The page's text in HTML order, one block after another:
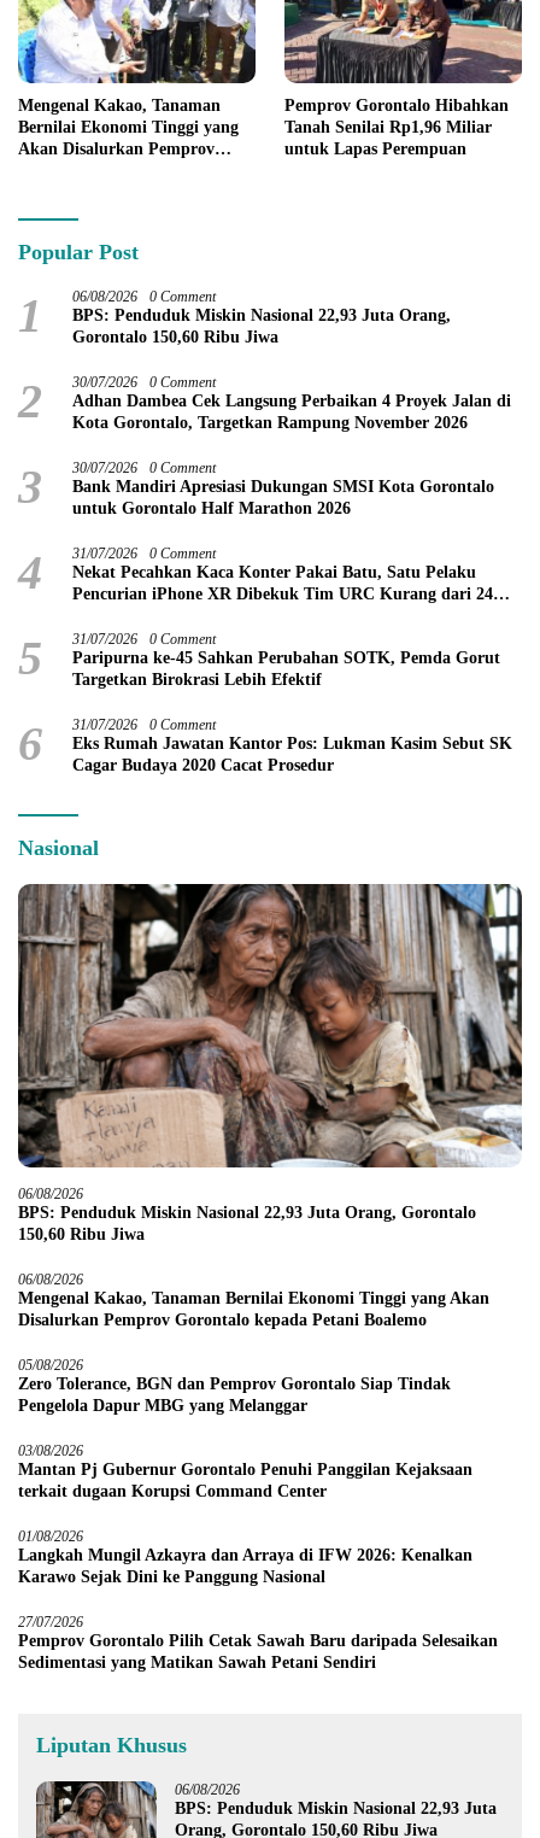
Mengenal Kakao, Tanaman
Bernilai Ekonomi Tinggi yang
Akan Disalurkan Pemprov
Pemprov Gorontalo Hibahkan
Tanah Senilai Rp1,96 Miliar
untuk Lapas Perempuan
Popular Post
1 06/08/2026 0 Comment
BPS: Penduduk Miskin Nasional 22,93 Juta Orang,
Gorontalo 150,60 Ribu Jiwa
2 30/07/2026 0 Comment
Adhan Dambea Cek Langsung Perbaikan 4 Proyek Jalan di
Kota Gorontalo, Targetkan Rampung November 2026
3 30/07/2026 0 Comment
Bank Mandiri Apresiasi Dukungan SMSI Kota Gorontalo
untuk Gorontalo Half Marathon 2026
4 31/07/2026 0 Comment
Nekat Pecahkan Kaca Konter Pakai Batu, Satu Pelaku
Pencurian iPhone XR Dibekuk Tim URC Kurang dari 24
5 31/07/2026 0 Comment
Paripurna ke-45 Sahkan Perubahan SOTK, Pemda Gorut
Targetkan Birokrasi Lebih Efektif
6 31/07/2026 0 Comment
Eks Rumah Jawatan Kantor Pos: Lukman Kasim Sebut SK
Cagar Budaya 2020 Cacat Prosedur
Nasional
06/08/2026
BPS: Penduduk Miskin Nasional 22,93 Juta Orang, Gorontalo
150,60 Ribu Jiwa
06/08/2026
Mengenal Kakao, Tanaman Bernilai Ekonomi Tinggi yang Akan
Disalurkan Pemprov Gorontalo kepada Petani Boalemo
05/08/2026
Zero Tolerance, BGN dan Pemprov Gorontalo Siap Tindak
Pengelola Dapur MBG yang Melanggar
03/08/2026
Mantan Pj Gubernur Gorontalo Penuhi Panggilan Kejaksaan
terkait dugaan Korupsi Command Center
01/08/2026
Langkah Mungil Azkayra dan Arraya di IFW 2026: Kenalkan
Karawo Sejak Dini ke Panggung Nasional
27/07/2026
Pemprov Gorontalo Pilih Cetak Sawah Baru daripada Selesaikan
Sedimentasi yang Matikan Sawah Petani Sendiri
Liputan Khusus
06/08/2026
BPS: Penduduk Miskin Nasional 22,93 Juta
Orang, Gorontalo 150,60 Ribu Jiwa